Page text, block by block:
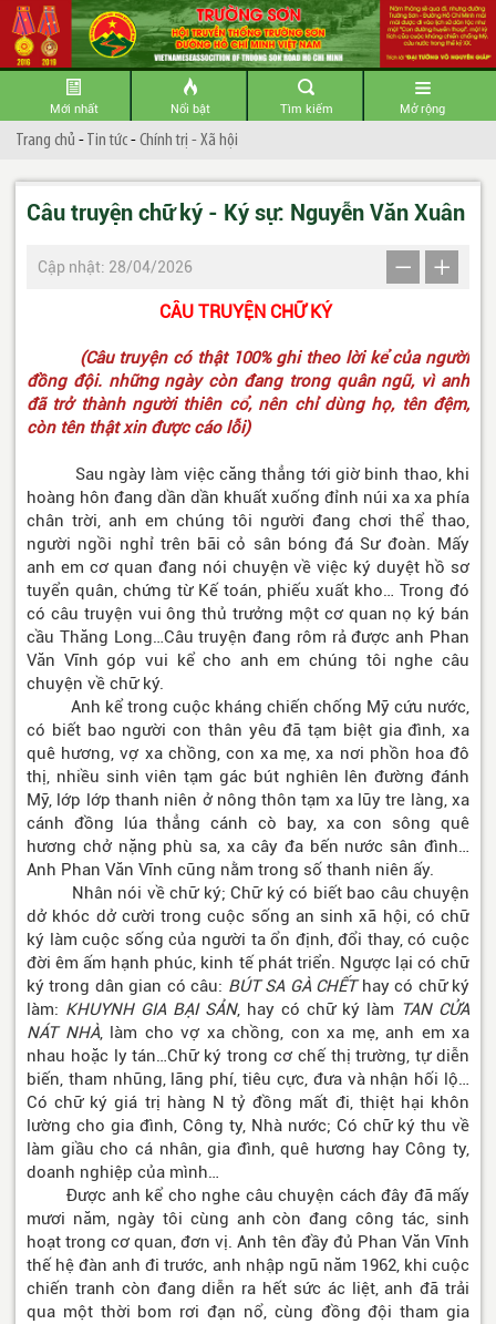
Mới nhất Nổi bật Tìm kiếm Mở rộng
Trang chủ -Tin tức-Chính trị - Xã hội
Câu truyện chữ ký - Ký sự: Nguyễn Văn Xuân
Cập nhật: 28/04/2026
CÂU TRUYỆN CHỮ KÝ
(Câu truyện có thật 100% ghi theo lời kể của người
đồng đội. những ngày còn đang trong quân ngũ, vì anh
đã trở thành người thiên cổ, nên chỉ dùng họ, tên đệm,
còn tên thật xin được cáo lỗi)
Sau ngày làm việc căng thẳng tới giờ binh thao, khi
hoàng hôn đang dần dần khuất xuống đỉnh núi xa xa phía
chân trời, anh em chúng tôi người đang chơi thể thao,
người ngồi nghỉ trên bãi cỏ sân bóng đá Sư đoàn. Mấy
anh em cơ quan đang nói chuyện về việc ký duyệt hồ sơ
tuyển quân, chứng từ Kế toán, phiếu xuất kho… Trong đó
có câu truyện vui ông thủ trưởng một cơ quan nọ ký bán
cầu Thăng Long…Câu truyện đang rôm rả được anh Phan
Văn Vĩnh góp vui kể cho anh em chúng tôi nghe câu
chuyện về chữ ký.
Anh kể trong cuộc kháng chiến chống Mỹ cứu nước,
có biết bao người con thân yêu đã tạm biệt gia đình, xa
quê hương, vợ xa chồng, con xa mẹ, xa nơi phồn hoa đô
thị, nhiều sinh viên tạm gác bút nghiên lên đường đánh
Mỹ, lớp lớp thanh niên ở nông thôn tạm xa lũy tre làng, xa
cánh đồng lúa thẳng cánh cò bay, xa con sông quê
hương chở nặng phù sa, xa cây đa bến nước sân đình…
Anh Phan Văn Vĩnh cũng nằm trong số thanh niên ấy.
Nhân nói về chữ ký; Chữ ký có biết bao câu chuyện
dở khóc dở cười trong cuộc sống an sinh xã hội, có chữ
ký làm cuộc sống của người ta ổn định, đổi thay, có cuộc
đời êm ấm hạnh phúc, kinh tế phát triển. Ngược lại có chữ
ký trong dân gian có câu: BÚT SA GÀ CHẾThay có chữ ký
làm: KHUYNH GIA BẠI SẢN, hay có chữ ký làm TAN CỬA
NÁT NHÀ, làm cho vợ xa chồng, con xa mẹ, anh em xa
nhau hoặc ly tán…Chữ ký trong cơ chế thị trường, tự diễn
biến, tham nhũng, lãng phí, tiêu cực, đưa và nhận hối lộ…
Có chữ ký giá trị hàng N tỷ đồng mất đi, thiệt hại khôn
lường cho gia đình, Công ty, Nhà nước; Có chữ ký thu về
làm giầu cho cá nhân, gia đình, quê hương hay Công ty,
doanh nghiệp của mình…
Được anh kể cho nghe câu chuyện cách đây đã mấy
mươi năm, ngày tôi cùng anh còn đang công tác, sinh
hoạt trong cơ quan, đơn vị. Anh tên đầy đủ Phan Văn Vĩnh
thế hệ đàn anh đi trước, anh nhập ngũ năm 1962, khi cuộc
chiến tranh còn đang diễn ra hết sức ác liệt, anh đã trải
qua một thời bom rơi đạn nổ, cùng đồng đội tham gia